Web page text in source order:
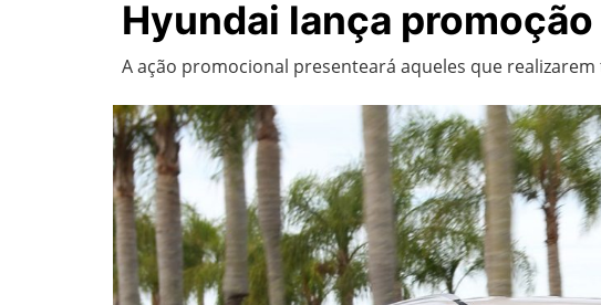
Hyundai lança
A ação promocional presenteará aqueles que